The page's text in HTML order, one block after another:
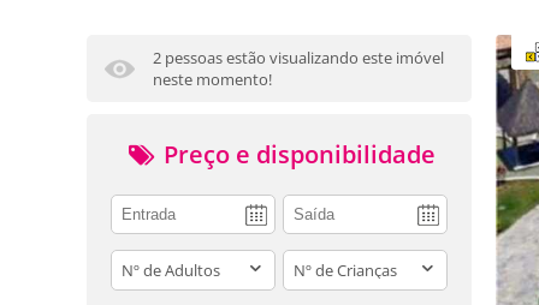
2 pessoas estão visualizando este imóvel
neste momento!
Preço e disponibilidade
adults children